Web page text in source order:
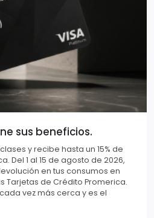
sus beneficios.
y recibe hasta un 15% de
Del 1 al 15 de agosto de 2026,
en tus consumos en
Tarjetas de Crédito Promerica.
vez más cerca y es el